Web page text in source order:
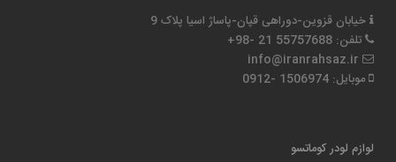
خیابان قزوین-دوراهی قپان-پاساژ اسیا پلاک 9
تلفن: 55757688 21 -98+
موبایل: 1506974 -0912
لوازم لودر کوماتسو